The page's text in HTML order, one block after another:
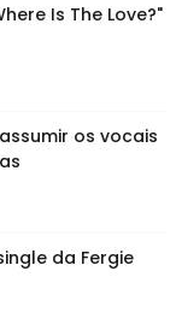
Is The Love?"
os vocais
da Fergie